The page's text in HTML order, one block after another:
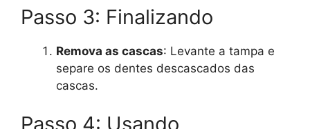
Passo 3: Finalizando
Remova as cascas: Levante a tampa e
separe os dentes descascados das
cascas.
Passo 4: Usando